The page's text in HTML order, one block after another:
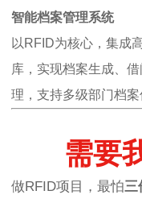
智能档案管理系统
以RFID为核心，集成
库，实现档案生成、
理，支持多级部门档案
需要
做RFID项目，最怕三